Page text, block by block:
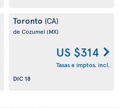
Toronto (CA)
de Cozumel (MX)
US $314
Tasas e imptos. incl.
DIC 18